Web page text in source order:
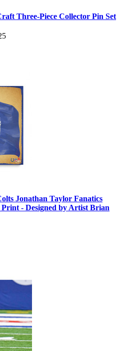
Three-Piece Collector Pin Set
Jonathan Taylor Fanatics
- Designed by Artist Brian